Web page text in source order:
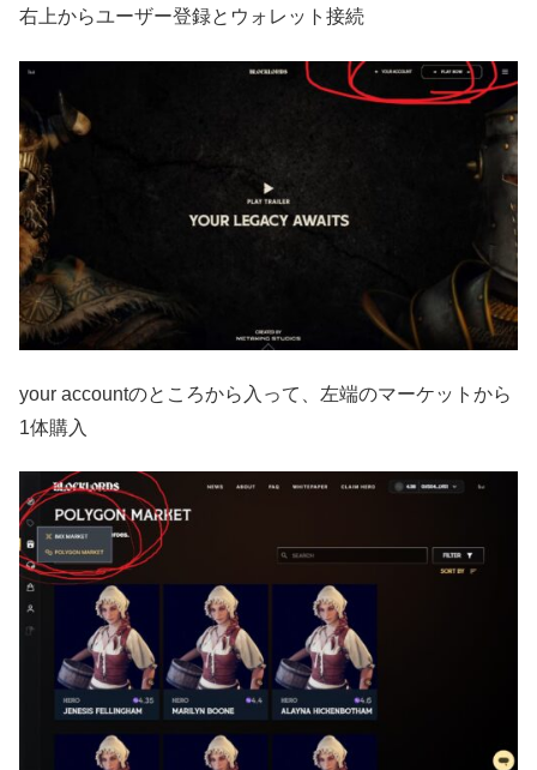
右上からユーザー登録とウォレット接続
your accountのところから入って、左端のマーケットから
1体購入